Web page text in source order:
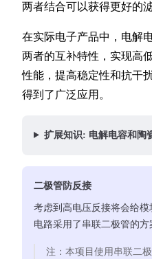
两者结合可以获得更好的
在实际电子产品中，电解
两者的互补特性，实现高
性能，提高稳定性和抗干
得到了广泛应用。
扩展知识: 电解电容和陶
二极管防反接
考虑到高电压反接将会给
电路采用了串联二极管的方
注：本项目使用串联二